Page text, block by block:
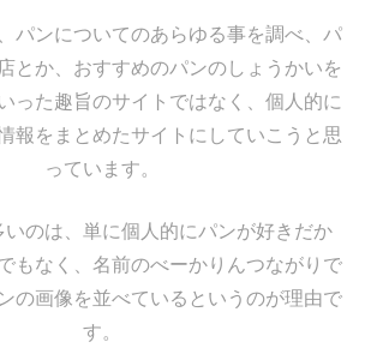
パンについてのあらゆる事を調べ、パ
とか、おすすめのパンのしょうかいを
った趣旨のサイトではなく、個人的に
報をまとめたサイトにしていこうと思
っています。
のは、単に個人的にパンが好きだか
もなく、名前のべーかりんつながりで
の画像を並べているというのが理由で
す。